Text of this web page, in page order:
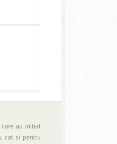
au initiat
cat si pentru